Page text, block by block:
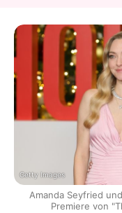
Getty Images
Amanda Seyfried
Premiere von